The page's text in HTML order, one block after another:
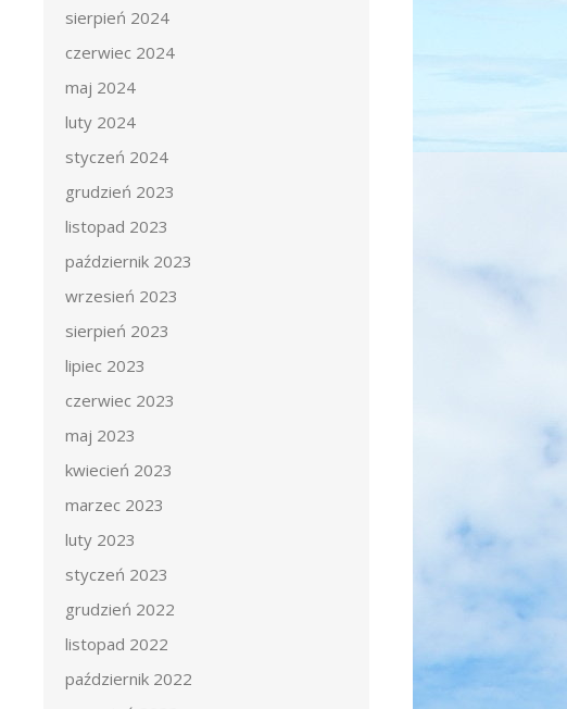
sierpień 2024
czerwiec 2024
maj 2024
luty 2024
styczeń 2024
grudzień 2023
listopad 2023
październik 2023
wrzesień 2023
sierpień 2023
lipiec 2023
czerwiec 2023
maj 2023
kwiecień 2023
marzec 2023
luty 2023
styczeń 2023
grudzień 2022
listopad 2022
październik 2022